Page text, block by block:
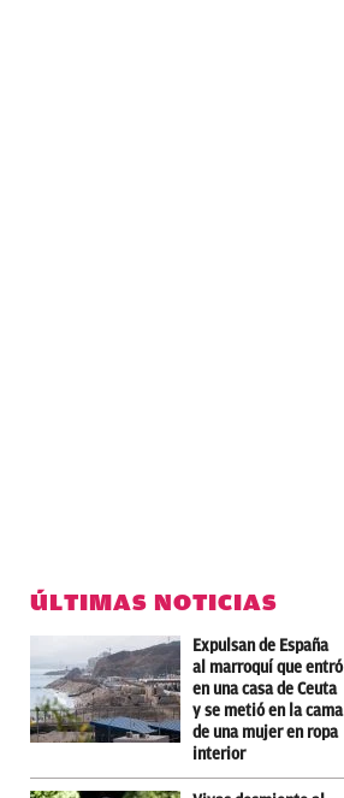
ÚLTIMAS NOTICIAS
Expulsan de España
al marroquí que entró
en una casa de Ceuta
y se metió en la cama
de una mujer en ropa
interior